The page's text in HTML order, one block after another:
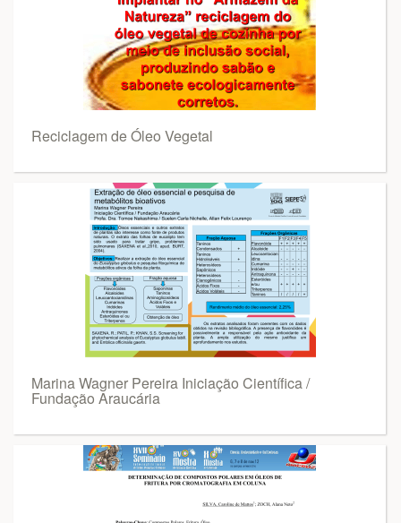
Reciclagem de Óleo Vegetal
Marina Wagner Pereira Iniciação Científica /
Fundação Araucária